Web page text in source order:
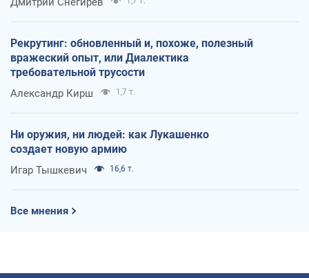
Рекрутинг: обновленный и, похоже, полезный
вражеский опыт, или Диалектика
требовательной трусости
Александр Кирш 1,7 т.
Ни оружия, ни людей: как Лукашенко
создает новую армию
Игар Тышкевич 16,6 т.
Все мнения